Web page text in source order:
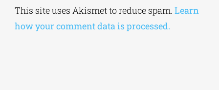
This site uses Akismet to reduce spam. Learn
how your comment data is processed.